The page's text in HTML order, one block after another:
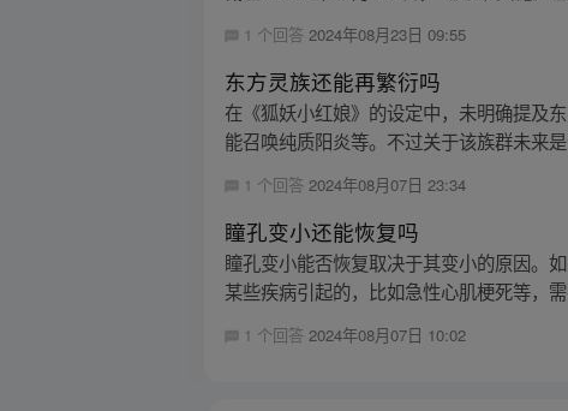
1 个回答 2024年08月23日 09:55
东方灵族还能再繁衍吗
在《狐妖小红娘》的设定中，未明确提及
能召唤纯质阳炎等。不过关于该族群未来
1 个回答 2024年08月07日 23:34
瞳孔变小还能恢复吗
瞳孔变小能否恢复取决于其变小的原因。
某些疾病引起的，比如急性心肌梗死等，
1 个回答2024年08月07日 10:02